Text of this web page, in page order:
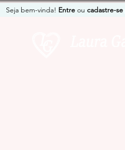
Seja bem-vinda! Entre ou cadastre-se